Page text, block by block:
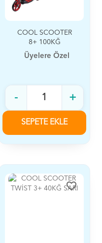
COOL SCOOTER
8+ 100KĞ
Üyelere Özel
- +
SEPETE EKLE
favorite_border